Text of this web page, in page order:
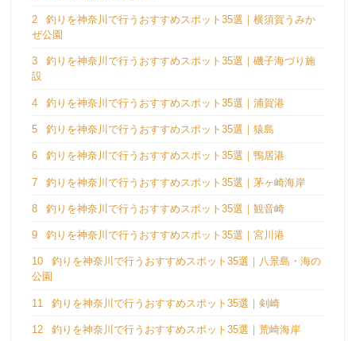
2
釣りを神奈川で行うおすすめスポット35選｜横須賀うみか
ぜ公園
3
釣りを神奈川で行うおすすめスポット35選｜磯子海づり施
設
4 釣りを神奈川で行うおすすめスポット35選｜浦賀港
5 釣りを神奈川で行うおすすめスポット35選｜猿島
6 釣りを神奈川で行うおすすめスポット35選｜鴨居港
7 釣りを神奈川で行うおすすめスポット35選｜茅ヶ崎海岸
8 釣りを神奈川で行うおすすめスポット35選｜観音崎
9 釣りを神奈川で行うおすすめスポット35選｜宮川港
10
釣りを神奈川で行うおすすめスポット35選｜八景島・海の
公園
11 釣りを神奈川で行うおすすめスポット35選｜剣崎
12 釣りを神奈川で行うおすすめスポット35選｜荒崎海岸